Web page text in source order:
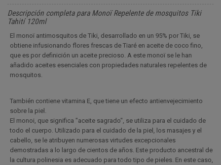
Descripción completa para Monoï Repelente de mosquitos Tiki
Tahití 120ml
El monoï antimosquitos de Tiki, desarrollado en un 95% por Tiki, se
obtiene infusionando flores frescas de Tiaré en aceite de coco fino,
que es por definición un aceite precioso. A este monoï se le han
añadido aceites esenciales con propiedades naturales repelentes de
mosquitos.
También contiene vitamina E, que tiene un efecto antienvejecimiento
sobre la piel.
El monoi, que significa "aceite sagrado", se utiliza para el cuidado de
todo el cuerpo. Utilizado para el cuidado de la piel, los masajes y el
cabello, se le atribuyen numerosas virtudes excepcionales
demostradas a lo largo de cientos de años. Este producto ancestral de
la cultura polinesia es adecuado para todo tipo de pieles. En este caso,